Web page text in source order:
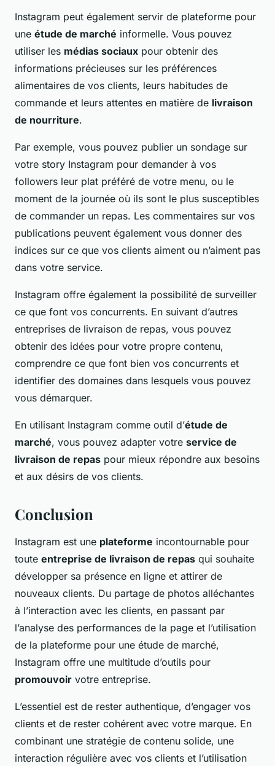
Instagram peut également servir de plateforme pour
une étude de marché informelle. Vous pouvez
utiliser les médias sociaux pour obtenir des
informations précieuses sur les préférences
alimentaires de vos clients, leurs habitudes de
commande et leurs attentes en matière de livraison
de nourriture.
Par exemple, vous pouvez publier un sondage sur
votre story Instagram pour demander à vos
followers leur plat préféré de votre menu, ou le
moment de la journée où ils sont le plus susceptibles
de commander un repas. Les commentaires sur vos
publications peuvent également vous donner des
indices sur ce que vos clients aiment ou n’aiment pas
dans votre service.
Instagram offre également la possibilité de surveiller
ce que font vos concurrents. En suivant d’autres
entreprises de livraison de repas, vous pouvez
obtenir des idées pour votre propre contenu,
comprendre ce que font bien vos concurrents et
identifier des domaines dans lesquels vous pouvez
vous démarquer.
En utilisant Instagram comme outil d’étude de
marché, vous pouvez adapter votre service de
livraison de repas pour mieux répondre aux besoins
et aux désirs de vos clients.
Conclusion
Instagram est une plateforme incontournable pour
toute entreprise de livraison de repas qui souhaite
développer sa présence en ligne et attirer de
nouveaux clients. Du partage de photos alléchantes
à l’interaction avec les clients, en passant par
l’analyse des performances de la page et l’utilisation
de la plateforme pour une étude de marché,
Instagram offre une multitude d’outils pour
promouvoir votre entreprise.
L’essentiel est de rester authentique, d’engager vos
clients et de rester cohérent avec votre marque. En
combinant une stratégie de contenu solide, une
interaction régulière avec vos clients et l’utilisation